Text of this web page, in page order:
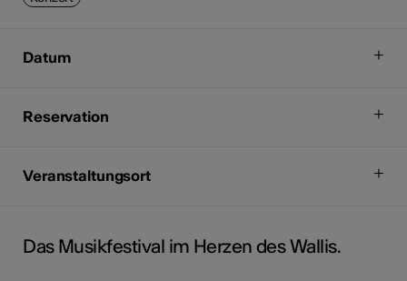
Datum
Reservation
Veranstaltungsort
Das Musikfestival im Herzen des Wallis.